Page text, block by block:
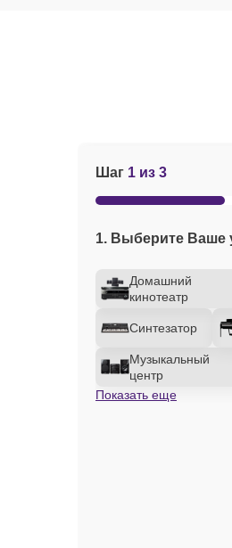
Шаг 1 из 3
1. Выберите Ваше
Домашний
кинотеатр
Синтезатор
Музыкальный
центр
Показать еще